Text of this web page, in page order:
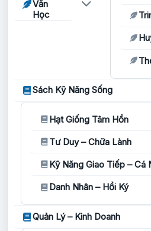
Văn
Học
Sách Kỹ Năng Sống
Hạt Giống Tâm Hồn
Tư Duy – Chữa Lành
Kỹ Năng Giao Tiếp – Cá
Danh Nhân – Hồi Ký
Quản Lý – Kinh Doanh